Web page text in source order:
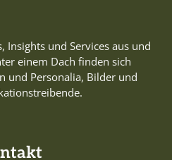
und Services aus und
einem Dach finden sich
und Personalia, Bilder und